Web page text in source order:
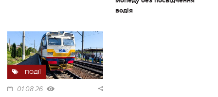
водія
ПОДІЇ
01.08.26